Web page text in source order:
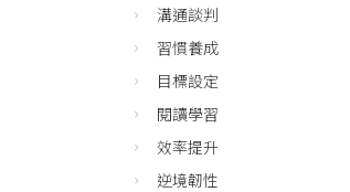
溝通談判
習慣養成
目標設定
閱讀學習
效率提升
逆境韌性